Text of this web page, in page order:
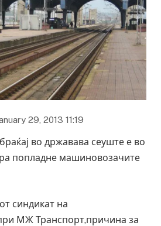
29, 2013 11:19
во државава сеуште е во
попладне машиновозачите
синдикат на
МЖ Транспорт,причина за